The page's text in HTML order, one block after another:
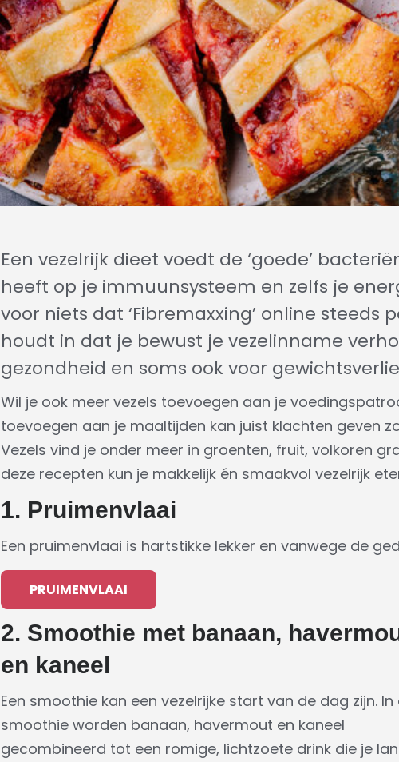
Een vezelrijk dieet voedt de ‘goede’
heeft op je immuunsysteem en zelfs je
voor niets dat ‘Fibremaxxing’ online steeds
houdt in dat je bewust je vezelinname
gezondheid en soms ook voor
Wil je ook meer vezels toevoegen aan je
toevoegen aan je maaltijden kan juist klachten geven
Vezels vind je onder meer in groenten, fruit, volkoren
deze recepten kun je makkelijk én smaakvol vezelrijk
1. Pruimenvlaai
Een pruimenvlaai is hartstikke lekker en vanwege de
PRUIMENVLAAI
2. Smoothie met banaan,
en kaneel
Een smoothie kan een vezelrijke start van de dag zijn. In
smoothie worden banaan, havermout en kaneel
gecombineerd tot een romige, lichtzoete drink die je